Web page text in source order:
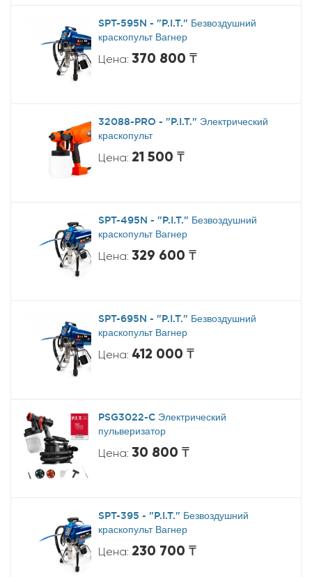
SPT-595N - "P.I.T." Безвоздушний
краскопульт Вагнер
Цена: 370 800 ₸
32088-PRO - "P.I.T." Электрический
краскопульт
Цена: 21 500 ₸
SPT-495N - "P.I.T." Безвоздушний
краскопульт Вагнер
Цена: 329 600 ₸
SPT-695N - "P.I.T." Безвоздушний
краскопульт Вагнер
Цена: 412 000 ₸
PSG3022-C Электрический
пульверизатор
Цена: 30 800 ₸
SPT-395 - "P.I.T." Безвоздушний
краскопульт Вагнер
Цена: 230 700 ₸